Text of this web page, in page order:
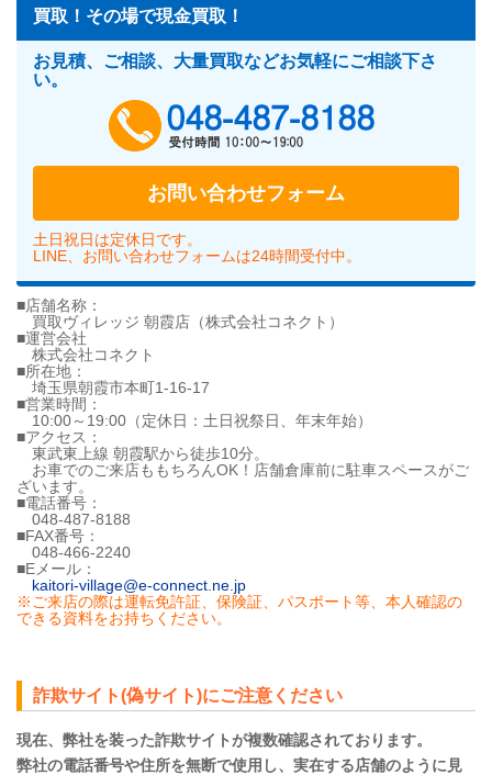
買取！その場で現金買取！
お見積、ご相談、大量買取などお気軽にご相談下さ
い。
お問い合わせフォーム
土日祝日は定休日です。
LINE、お問い合わせフォームは24時間受付中。
■店舗名称：
買取ヴィレッジ 朝霞店（株式会社コネクト）
■運営会社
株式会社コネクト
■所在地：
埼玉県朝霞市本町1-16-17
■営業時間：
10:00～19:00（定休日：土日祝祭日、年末年始）
■アクセス：
東武東上線 朝霞駅から徒歩10分。
お車でのご来店ももちろんOK！店舗倉庫前に駐車スペースがご
ざいます。
■電話番号：
048-487-8188
■FAX番号：
048-466-2240
■Eメール：
kaitori-village@e-connect.ne.jp
※ご来店の際は運転免許証、保険証、パスポート等、本人確認の
できる資料をお持ちください。
詐欺サイト(偽サイト)にご注意ください
現在、弊社を装った詐欺サイトが複数確認されております。
弊社の電話番号や住所を無断で使用し、実在する店舗のように見